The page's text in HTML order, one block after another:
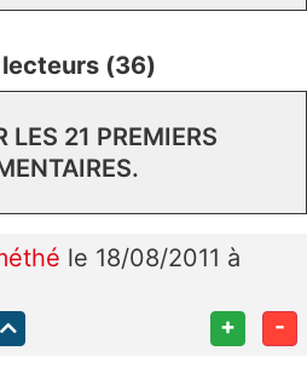
(36)
LES 21 PREMIERS
le 18/08/2011 à
+ -